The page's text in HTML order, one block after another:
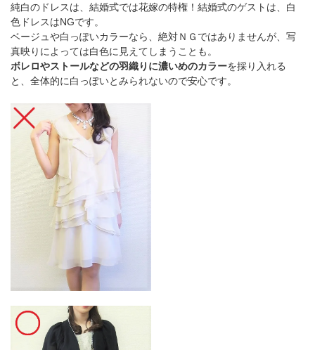
純白のドレスは、結婚式では花嫁の特権！結婚式のゲストは、白
色ドレスはNGです。
ベージュや白っぽいカラーなら、絶対ＮＧではありませんが、写
真映りによっては白色に見えてしまうことも。
ボレロやストールなどの羽織りに濃いめのカラーを採り入れる
と、全体的に白っぽいとみられないので安心です。